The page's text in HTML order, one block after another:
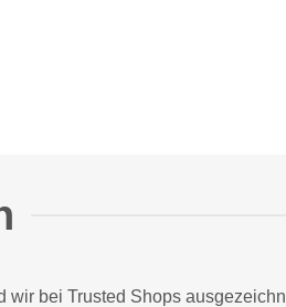
wir bei Trusted Shops